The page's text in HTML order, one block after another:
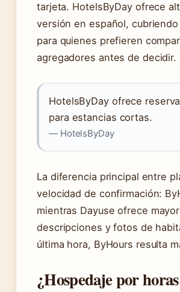
tarjeta. HotelsByDay ofrece
versión en español,
para quienes prefieren
agregadores antes de decidir.
HotelsByDay ofrece
para estancias cortas.
— HotelsByDay
La diferencia principal entre
velocidad de confirmación:
mientras Dayuse ofrece
descripciones y fotos de
última hora, ByHours resulta
¿Hospedaje por